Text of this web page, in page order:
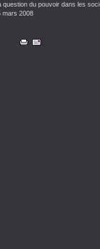
question du pouvoir dans les
2008